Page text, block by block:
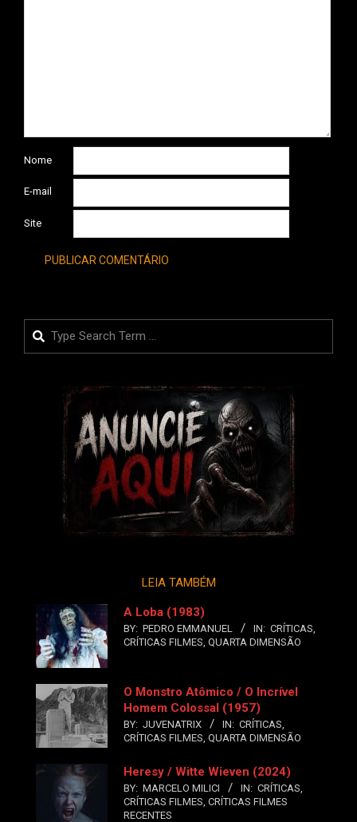
Nome
E-mail
Site
Search
LEIA TAMBÉM
A Loba (1983)
BY: PEDRO EMMANUEL IN: CRÍTICAS
CRÍTICAS FILMES QUARTA DIMENSÃO
O Monstro Atômico / O Incrível
Homem Colossal (1957)
BY: JUVENATRIX IN: CRÍTICAS
CRÍTICAS FILMES QUARTA DIMENSÃO
Heresy / Witte Wieven (2024)
BY: MARCELO MILICI IN: CRÍTICAS
CRÍTICAS FILMES CRÍTICAS FILMES
RECENTES